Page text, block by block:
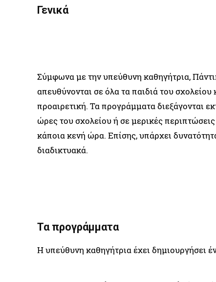
Γενικά
Σύμφωνα με την υπεύθυνη καθηγήτρια,
απευθύνονται σε όλα τα παιδιά του σχολείου
προαιρετική. Τα προγράμματα διεξάγονται
ώρες του σχολείου ή σε μερικές
κάποια κενή ώρα. Επίσης, υπάρχει
διαδικτυακά.
Τα προγράμματα
Η υπεύθυνη καθηγήτρια έχει δημιουργήσει